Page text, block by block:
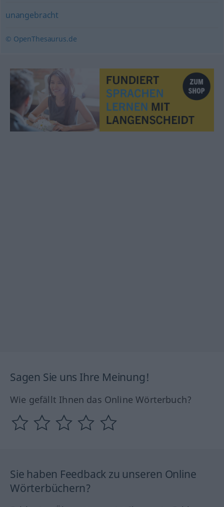
unangebracht
© OpenThesaurus.de
Sagen Sie uns Ihre Meinung!
Wie gefällt Ihnen das Online Wörterbuch?
Sie haben Feedback zu unseren Online
Wörterbüchern?